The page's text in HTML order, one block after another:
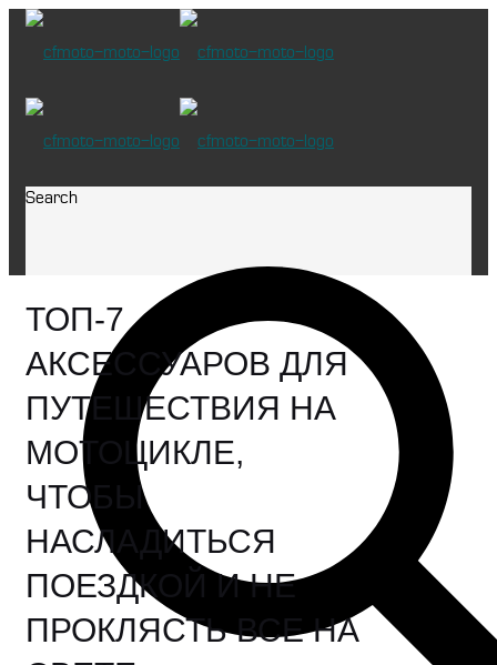
Search
ТОП-7
АКСЕССУАРОВ ДЛЯ
ПУТЕШЕСТВИЯ НА
МОТОЦИКЛЕ,
ЧТОБЫ
НАСЛАДИТЬСЯ
ПОЕЗДКОЙ И НЕ
ПРОКЛЯСТЬ ВСЕ НА